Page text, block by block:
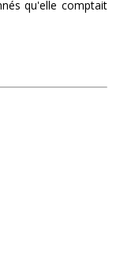
qu'elle comptait